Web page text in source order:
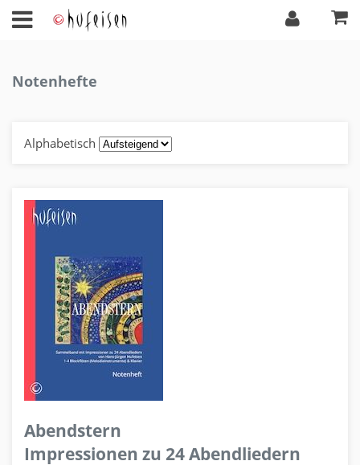
Notenhefte
Alphabetisch
Abendstern
Impressionen zu 24 Abendliedern